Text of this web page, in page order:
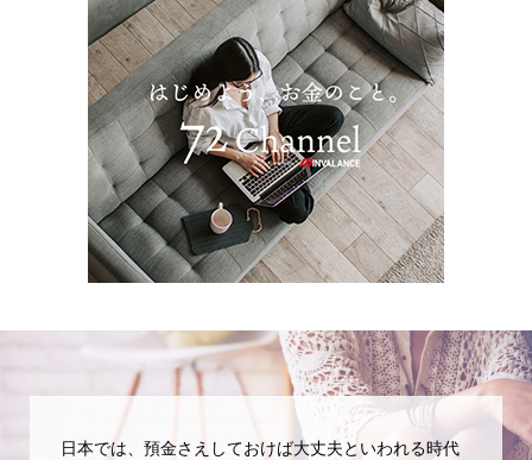
日本では、預金さえしておけば大丈夫といわれる時代